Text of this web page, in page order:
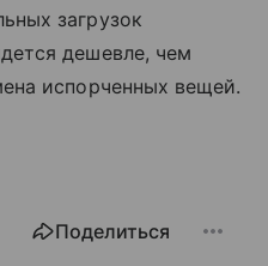
загрузок
дешевле, чем
испорченных вещей.
Поделиться